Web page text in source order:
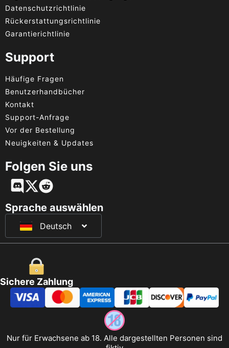
Datenschutzrichtlinie
Rückerstattungsrichtlinie
Garantierichtlinie
Support
Häufige Fragen
Benutzerhandbücher
Kontakt
Support-Anfrage
Vor der Bestellung
Neuigkeiten & Updates
Folgen Sie uns
Sprache auswählen
Deutsch
English
日本語
Sichere Zahlung
Nur für Erwachsene ab 18. Alle dargestellten Personen sind